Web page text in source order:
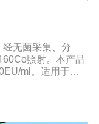
无菌采集、分
照射。本产品
ml。适用于多
解冻：采用逐
少沉淀的产生使